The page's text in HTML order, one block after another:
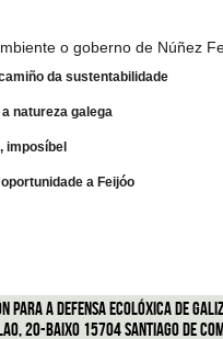
o goberno de Núñez
da sustentabilidade
natureza galega
imposíbel
a Feijóo
para a defensa ecolóxica de
20-Baixo 15704 Santiago de